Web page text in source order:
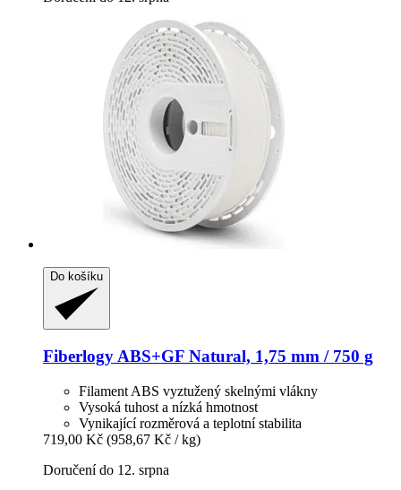
Do košíku
Fiberlogy ABS+GF Natural, 1,75 mm / 750 g
Filament ABS vyztužený skelnými vlákny
Vysoká tuhost a nízká hmotnost
Vynikající rozměrová a teplotní stabilita
719,00 Kč (958,67 Kč / kg)
Doručení do 12. srpna